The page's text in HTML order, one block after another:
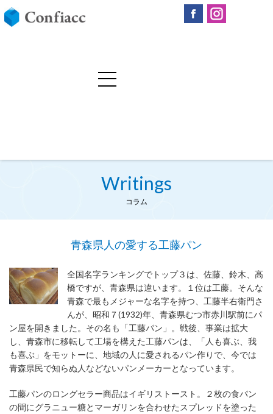
Writings
コラム
青森県人の愛する工藤パン
全国名字ランキングでトップ３は、佐藤、鈴木、高
橋ですが、青森県は違います。１位は工藤。そんな
青森で最もメジャーな名字を持つ、工藤半右衛門さ
んが、昭和７(1932)年、青森県むつ市赤川駅前にパ
ン屋を開きました。その名も「工藤パン」。戦後、事業は拡大
し、青森市に移転して工場を構えた工藤パンは、「人も喜ぶ、我
も喜ぶ」をモットーに、地域の人に愛されるパン作りで、今では
青森県民で知らぬ人などないパンメーカーとなっています。
工藤パンのロングセラー商品はイギリストースト。２枚の食パン
の間にグラニュー糖とマーガリンを合わせたスプレッドを塗った